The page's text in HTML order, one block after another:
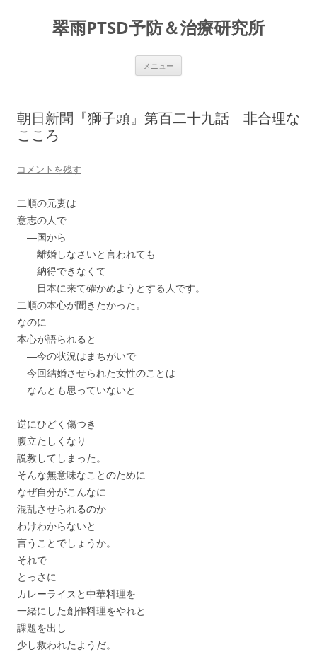
翠雨PTSD予防＆治療研究所
メニュー
朝日新聞『獅子頭』第百二十九話 非合理な
こころ
コメントを残す
二順の元妻は
意志の人で
―国から
離婚しなさいと言われても
納得できなくて
日本に来て確かめようとする人です。
二順の本心が聞きたかった。
なのに
本心が語られると
―今の状況はまちがいで
今回結婚させられた女性のことは
なんとも思っていないと
逆にひどく傷つき
腹立たしくなり
説教してしまった。
そんな無意味なことのために
なぜ自分がこんなに
混乱させられるのか
わけわからないと
言うことでしょうか。
それで
とっさに
カレーライスと中華料理を
一緒にした創作料理をやれと
課題を出し
少し救われたようだ。